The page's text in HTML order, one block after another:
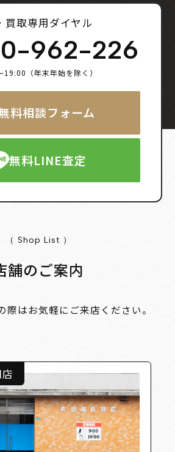
買取専用ダイヤル
962-226
19:00（年末年始を除く）
料相談フォーム
無料LINE査定
（ Shop List ）
舗のご案内
際はお気軽にご来店ください。